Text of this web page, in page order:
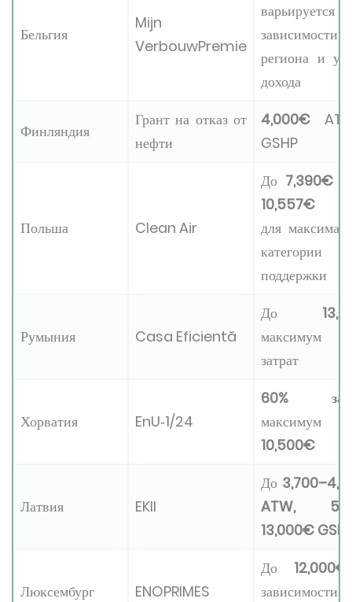
Бельгия
Mijn
VerbouwPremie
региона и
дохода
Финляндия
Грант на отказ от
нефти
4,000€
GSHP
Польша Clean Air
До 7,390€
10,557€
для
категории
поддержки
Румыния Casa Eficientă
До
максимум
затрат
Хорватия EnU‑1/24
60%
максимум
10,500€
Латвия EKII
До
ATW,
13,000€
Люксембург ENOPRIMES
До 12,000€